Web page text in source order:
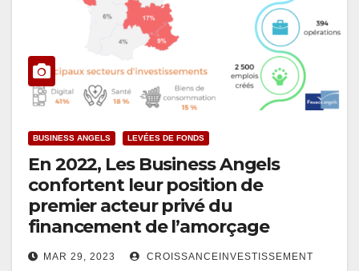
BUSINESS ANGELS LEVÉES DE FONDS
En 2022, Les Business Angels
confortent leur position de
premier acteur privé du
financement de l’amorçage
MAR 29, 2023 CROISSANCEINVESTISSEMENT